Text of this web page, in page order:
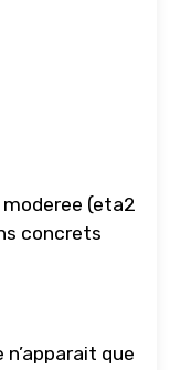
moderee (eta2
concrets
que